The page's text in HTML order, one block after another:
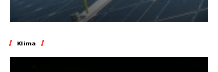
Klima